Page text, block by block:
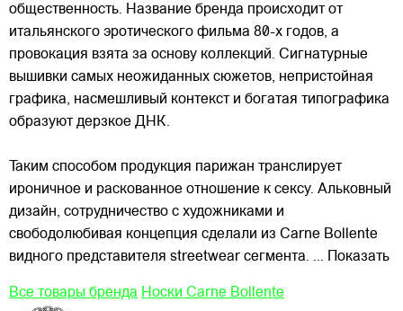
общественность. Название бренда происходит от
итальянского эротического фильма 80-х годов, а
провокация взята за основу коллекций. Сигнатурные
вышивки самых неожиданных сюжетов, непристойная
графика, насмешливый контекст и богатая типографика
образуют дерзкое ДНК.
Таким способом продукция парижан транслирует
ироничное и раскованное отношение к сексу. Альковный
дизайн, сотрудничество с художниками и
свободолюбивая концепция сделали из Carne Bollente
видного представителя streetwear сегмента. ... Показать
Все товары бренда Носки Carne Bollente